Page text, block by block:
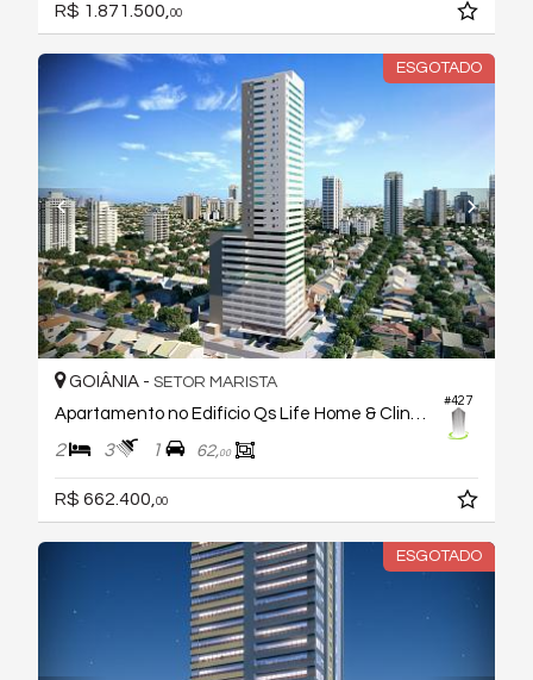
R$ 1.871.500,00
ESGOTADO
#427
GOIÂNIA - SETOR MARISTA
2 3 1 62,00
R$ 662.400, 00
ESGOTADO